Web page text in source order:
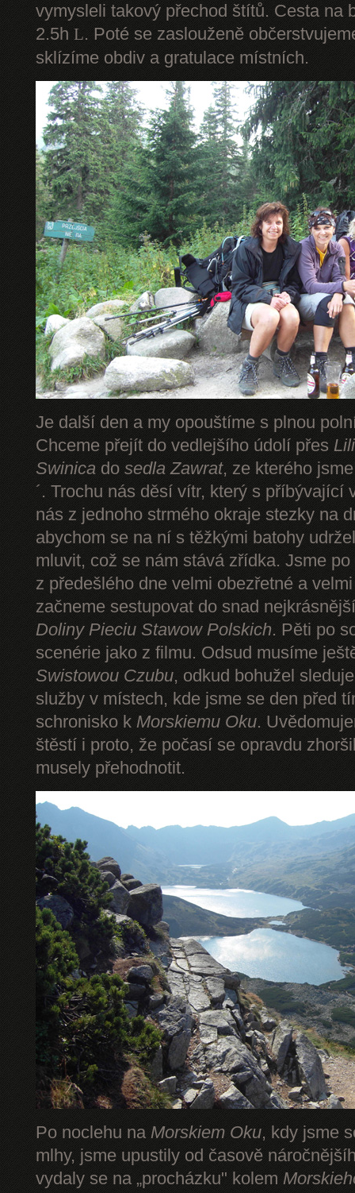
vymysleli takový přechod štítů. Cesta na
2.5h L. Poté se zaslouženě
sklízíme obdiv a gratulace místních.
Je další den a my opouštíme s plnou
Chceme přejít do vedlejšího údolí přes
Swinica do sedla Zawrat, ze kterého
´. Trochu nás děsí vítr, který s příbývající
nás z jednoho strmého okraje stezky na
abychom se na ní s těžkými batohy
mluvit, což se nám stává zřídka. Jsme
z předešlého dne velmi obezřetné a
začneme sestupovat do snad
Doliny Pieciu Stawow Polskich. Pěti po
scenérie jako z filmu. Odsud musíme
Swistowou Czubu, odkud bohužel
služby v místech, kde jsme se den před
schronisko k Morskiemu Oku.
štěstí i proto, že počasí se opravdu
musely přehodnotit.
Po noclehu na Morskiem Oku, kdy jsme
mlhy, jsme upustily od časově
vydaly se na „procházku" kolem